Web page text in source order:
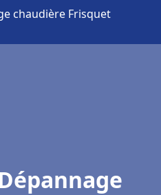
chaudière Frisquet